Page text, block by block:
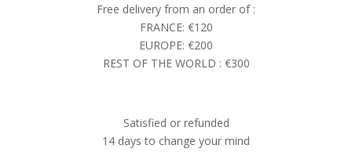
Free delivery from an order of :
FRANCE: €120
EUROPE: €200
REST OF THE WORLD : €300
Satisfied or refunded
14 days to change your mind